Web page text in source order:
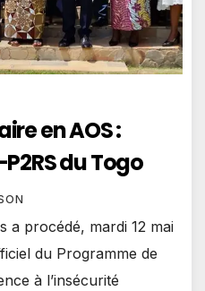
en AOS :
du Togo
a procédé, mardi 12 mai
du Programme de
à l’insécurité